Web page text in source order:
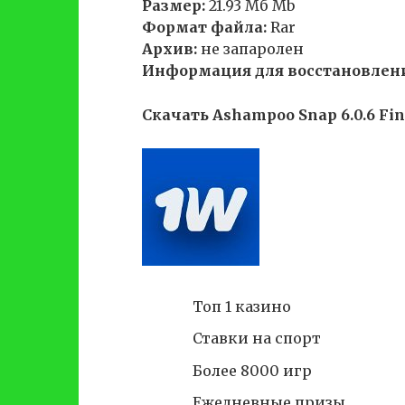
Размер: 21.93 Mб Мb
Формат файла: Rar
Aрхив: не запаролен
Информация для
Скачать Ashampoo Snap 6.0.6
Топ 1 казино
Ставки на спорт
Более 8000 игр